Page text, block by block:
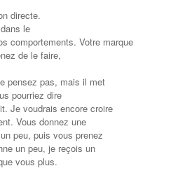
directe.
le
comportements. Votre marque
de le faire,
pensez pas, mais il met
pourriez dire
Je voudrais encore croire
Vous donnez une
peu, puis vous prenez
un peu, je reçois un
vous plus.